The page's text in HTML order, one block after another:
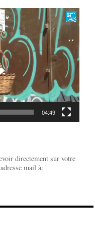
04:49
directement sur votre
mail à: